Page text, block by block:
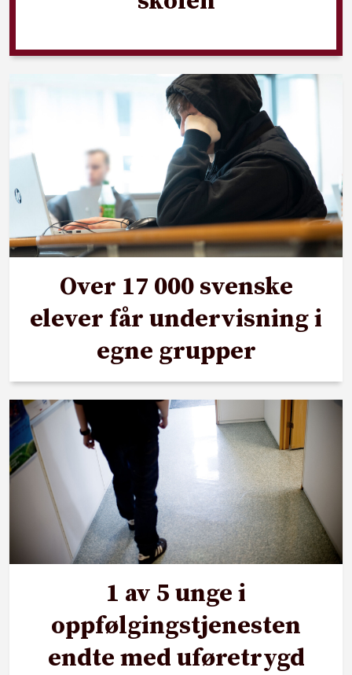
Over 17 000 svenske
elever får undervisning i
egne grupper
1 av 5 unge i
oppfølgingstjenesten
endte med uføretrygd